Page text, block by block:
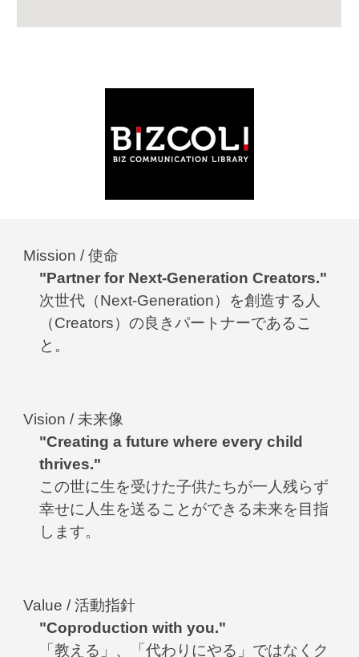
Mission / 使命
"Partner for Next-Generation Creators."
次世代（Next-Generation）を創造する人
（Creators）の良きパートナーであるこ
と。
Vision / 未来像
"Creating a future where every child
thrives."
この世に生を受けた子供たちが一人残らず
幸せに人生を送ることができる未来を目指
します。
Value /活動指針
"Coproduction with you."
「教える」、「代わりにやる」ではなくク